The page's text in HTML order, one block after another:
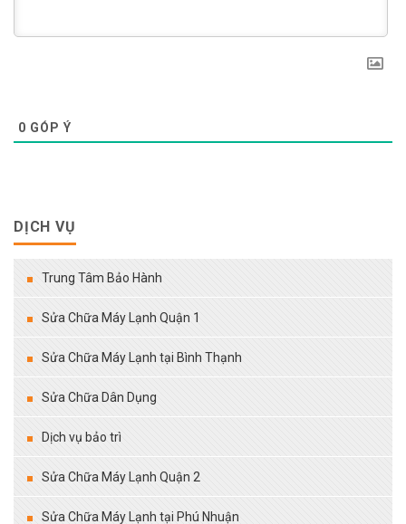
0 GÓP Ý
DỊCH VỤ
Trung Tâm Bảo Hành
Sửa Chữa Máy Lạnh Quận 1
Sửa Chữa Máy Lạnh tại Bình Thạnh
Sửa Chữa Dân Dụng
Dịch vụ bảo trì
Sửa Chữa Máy Lạnh Quận 2
Sửa Chữa Máy Lạnh tại Phú Nhuận